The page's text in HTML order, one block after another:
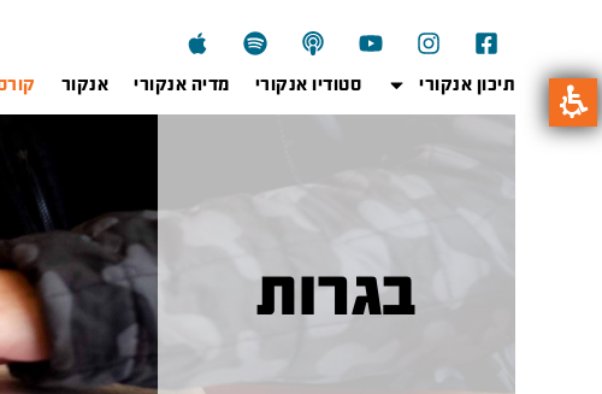
תיכון אנקורי סטודיו אנקורי מדיה אנקורי אנקור
בגרות